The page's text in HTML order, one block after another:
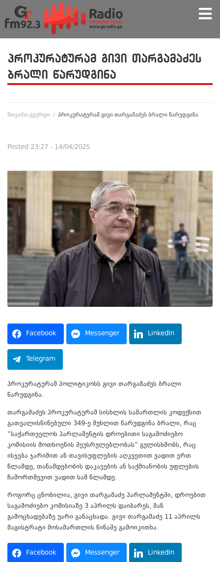
პროკურატურამ გივი თარგამაძეს
ბრალი წარუდგინა
მთვარი გვერდი / პროკურატურამ გივი თარგამაძეს ბრალი წარუდგინა
Posted 23:27 - 14/04/2025
Facebook Messenger LinkedIn
Telegram
პროკურატურამ პოლიტიკოსს გივი თარგამაძეს ბრალი
წარუდგინა.
თარგამაძეს პროკურატურამ სისხლის სამართლის კოდექსით
გათვალისწინებული 349-ე მუხლით წარუდგინა ბრალი, რაც
“საქართველოს პარლამენტის დროებითი საგამოძიებო
კომისიის მოთხოვნის შეუსრულებლობას” გულისხმობს, რაც
ისჯება ჯარიმით ან თავისუფლების აღკვეთით ვადით ერთ
წლამდე, თანამდებობის დაკავების ან საქმიანობის უფლების
ჩამორთმევით ვადით სამ წლამდე.
როგორც ცნობილია, გივი თარგამაძე პარლამენტში, დროებით
საგამოძიებო კომისიაზე 3 აპრილს დაიბარეს, მან
გამოცხადებაზე უარი განაცხადა. გივი თარგამაძე 11 აპრილს
მაგისტრატი მოსამართლის წინაშე გამოიკითხა.
Facebook Messenger LinkedIn